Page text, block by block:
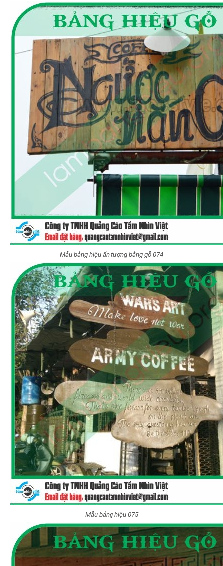
Mẫu bảng hiệu ấn tượng bằng gỗ 074
Mẫu bảng hiệu 075